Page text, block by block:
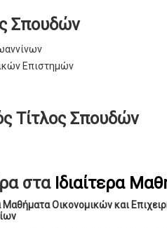
Σπουδών
Επιστημών
Τίτλος Σπουδών
στα Ιδιαίτερα
Μαθήματα Οικονομικών και